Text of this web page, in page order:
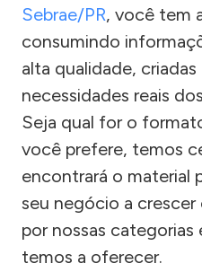
Sebrae/PR, você tem
consumindo
alta qualidade,
necessidades reais
Seja qual for o
você prefere, temos
encontrará o material
seu negócio a crescer
por nossas categorias
temos a oferecer.